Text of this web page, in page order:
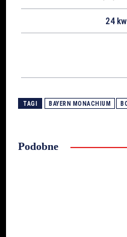
24
TAGI BAYERN MONACHIUM
Podobne